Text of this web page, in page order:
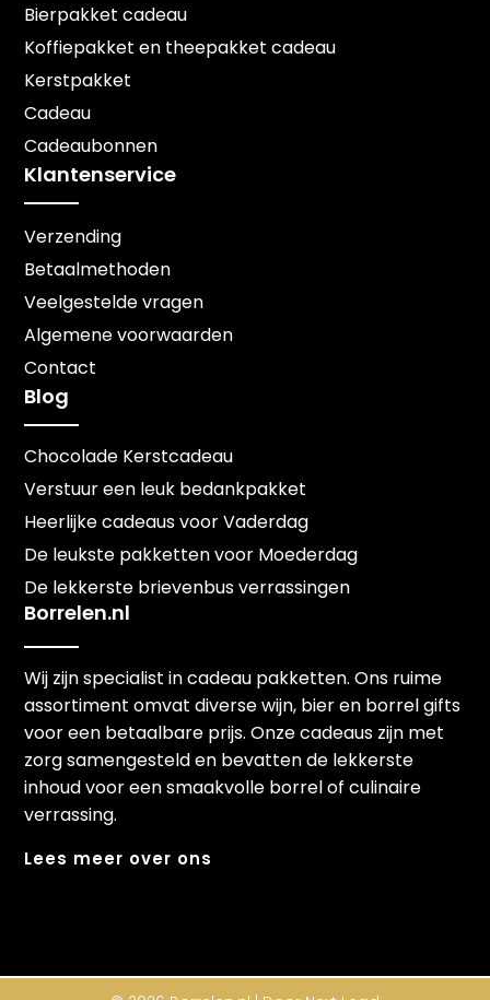
Borrelen.nl
Wij zijn specialist in cadeau pakketten. Ons ruime
assortiment omvat diverse wijn, bier en borrel gifts
voor een betaalbare prijs. Onze cadeaus zijn met
zorg samengesteld en bevatten de lekkerste
inhoud voor een smaakvolle borrel of culinaire
verrassing.
Lees meer over ons
Bierpakket cadeau
Koffiepakket en theepakket cadeau
Kerstpakket
Cadeau
Cadeaubonnen
Klantenservice
Verzending
Betaalmethoden
Veelgestelde vragen
Algemene voorwaarden
Contact
Blog
Chocolade Kerstcadeau
Verstuur een leuk bedankpakket
Heerlijke cadeaus voor Vaderdag
De leukste pakketten voor Moederdag
De lekkerste brievenbus verrassingen